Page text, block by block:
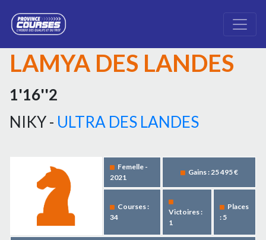
LAMYA DES LANDES
1'16''2
NIKY - ULTRA DES LANDES
Femelle -
2021
Gains : 25 495 €
Courses :
34
Victoires :
1
Places
: 5